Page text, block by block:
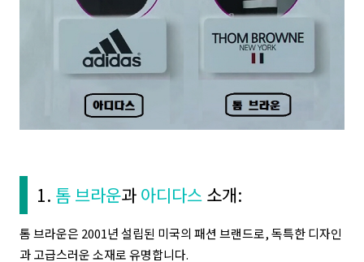
1. 톰 브라운과 아디다스소개:
톰 브라운은 2001년 설립된 미국의 패션 브랜드로, 독특한 디자인
과 고급스러운 소재로 유명합니다.